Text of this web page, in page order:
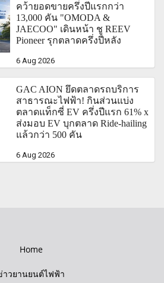
คว้ายอดขายครึ่งปีแรกกว่า
13,000 คัน "OMODA &
JAECOO" เดินหน้า ชู REEV
Pioneer รุกตลาดครึ่งปีหลัง
6 Aug 2026
GAC AION ยึดตลาดรถบริการ
สาธารณะไฟฟ้า! กินส่วนแบ่ง
ตลาดแท็กซี่ EV ครึ่งปีแรก 61% x
ส่งมอบ EV บุกตลาด Ride-hailing
แล้วกว่า 500 คัน
6 Aug 2026
Home
าวยานยนต์ไฟฟ้า